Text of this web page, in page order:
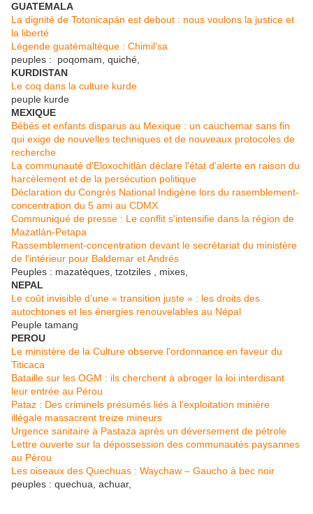
GUATEMALA
La dignité de Totonicapán est debout : nous voulons la justice et
la liberté
Légende guatémaltèque : Chimil'sa
peuples : poqomam, quiché,
KURDISTAN
Le coq dans la culture kurde
peuple kurde
MEXIQUE
Bébés et enfants disparus au Mexique : un cauchemar sans fin
qui exige de nouvelles techniques et de nouveaux protocoles de
recherche
La communauté d'Eloxochitlán déclare l'état d'alerte en raison du
harcèlement et de la persécution politique
Déclaration du Congrès National Indigène lors du rasemblement-
concentration du 5 ami au CDMX
Communiqué de presse : Le conflit s'intensifie dans la région de
Mazatlán-Petapa
Rassemblement-concentration devant le secrétariat du ministère
de l'intérieur pour Baldemar et Andrés
Peuples : mazatèques, tzotziles , mixes,
NEPAL
Le coût invisible d’une « transition juste » : les droits des
autochtones et les énergies renouvelables au Népal
Peuple tamang
PEROU
Le ministère de la Culture observe l'ordonnance en faveur du
Titicaca
Bataille sur les OGM : ils cherchent à abroger la loi interdisant
leur entrée au Pérou
Pataz : Des criminels présumés liés à l'exploitation minière
illégale massacrent treize mineurs
Urgence sanitaire à Pastaza après un déversement de pétrole
Lettre ouverte sur la dépossession des communautés paysannes
au Pérou
Les oiseaux des Quechuas : Waychaw – Gaucho à bec noir
peuples : quechua, achuar,